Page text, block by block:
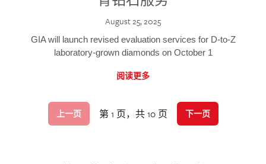
August 25, 2025
GIA will launch revised evaluation services for D-to-Z
laboratory-grown diamonds on October 1
阅读更多
上一页 第 1 页，共 10 页 下一页